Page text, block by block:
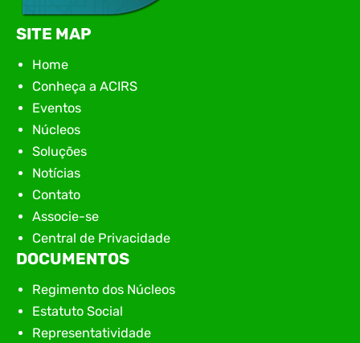
SITE MAP
Home
Conheça a ACIRS
Eventos
Núcleos
Soluções
Notícias
Contato
Associe-se
Central de Privacidade
DOCUMENTOS
Regimento dos Núcleos
Estatuto Social
Representatividade